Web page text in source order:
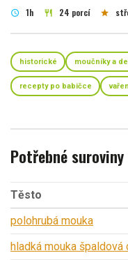
schedule 1h restaurant 24 porcí star
historické moučníky a
recepty po babičce
Potřebné suroviny
Těsto
polohrubá mouka
hladká mouka špaldová